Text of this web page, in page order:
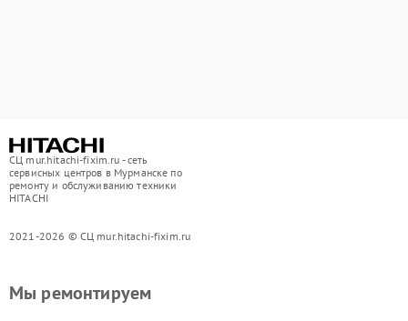
СЦ mur.hitachi-fixim.ru - сеть
сервисных центров в Мурманске по
ремонту и обслуживанию техники
HITACHI
2021-2026 © СЦ mur.hitachi-fixim.ru
Мы ремонтируем